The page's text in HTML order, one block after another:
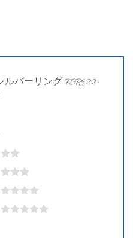
ルバーリング FSR622-